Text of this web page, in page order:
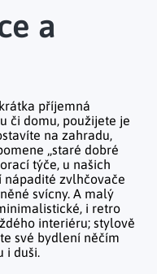
a
příjemná
či domu, použijete je
na zahradu,
„staré dobré
týče, u našich
zvlhčovače
svícny. A malý
i retro
interiéru; stylově
své bydlení něčím
i duši.